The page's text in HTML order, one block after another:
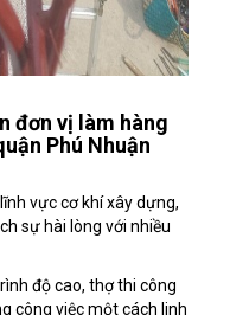
đơn vị làm hàng
Phú Nhuận
vực cơ khí xây dựng,
sự hài lòng với nhiều
độ cao, thợ thi công
công việc một cách linh